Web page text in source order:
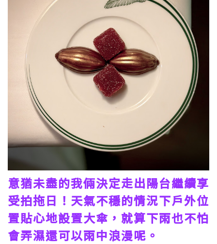
意猶未盡的我倆決定走出陽台繼續享
受拍拖日！天氣不穩的情況下戶外位
置貼心地設置大傘，就算下雨也不怕
會弄濕還可以雨中浪漫呢。